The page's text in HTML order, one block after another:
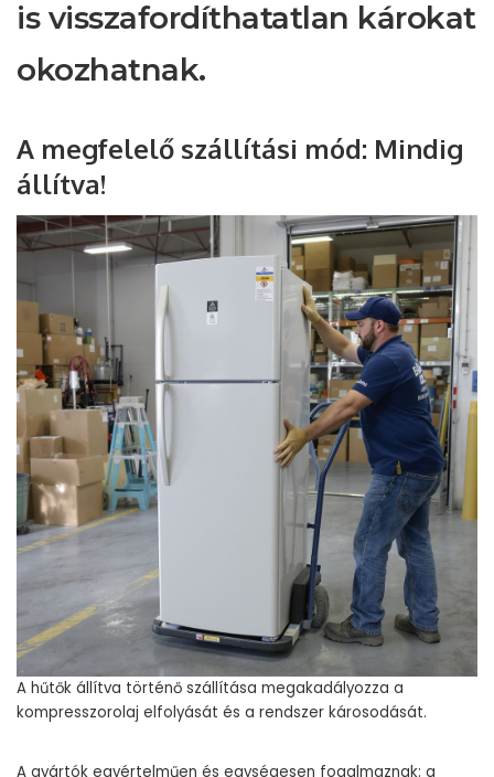
is visszafordíthatatlan károkat
okozhatnak.
A megfelelő szállítási mód: Mindig
állítva!
A hűtők állítva történő szállítása megakadályozza a
kompresszorolaj elfolyását és a rendszer károsodását.
A gyártók egyértelműen és egységesen fogalmaznak: a